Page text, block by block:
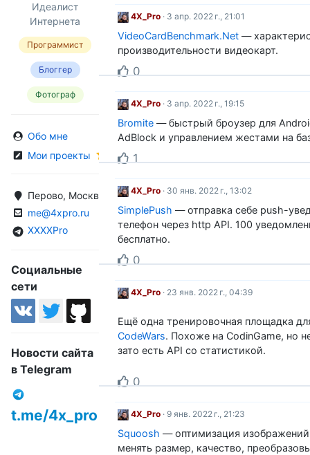
Идеалист
Интернета
Программист
Блоггер
Фотограф
Обо мне
Мои проекты
Перово, Москва, Россия
me@4xpro.ru
XXXXPro
Социальные
сети
Новости сайта
в Telegram
t.me/4x_pro
4X_Pro · 3 апр. 2022 г., 21:01
VideoCardBenchmark.Net —
производительности видеокарт.
0
4X_Pro · 3 апр. 2022 г., 19:15
Bromite — быстрый броузер для
AdBlock и управлением жестами на
1
4X_Pro · 30 янв. 2022 г., 13:02
SimplePush — отправка себе push-
телефон через http API. 100
бесплатно.
0
4X_Pro · 23 янв. 2022 г., 04:39
Ещё одна тренировочная площадка
CodeWars. Похоже на CodinGame, но
зато есть API со статистикой.
0
4X_Pro · 9 янв. 2022 г., 21:23
Squoosh — оптимизация
менять размер, качество,